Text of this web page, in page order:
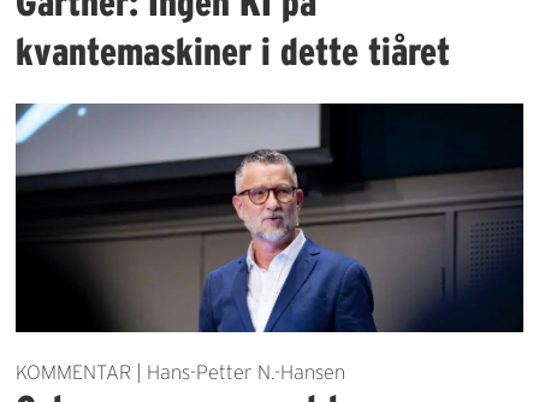
kvantemaskiner i dette tiåret
KOMMENTAR | Hans-Petter N.-Hansen